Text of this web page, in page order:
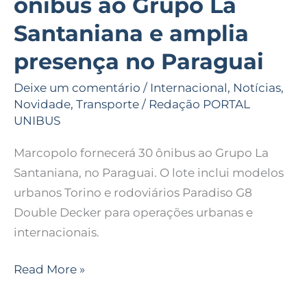
Santaniana e amplia
presença no Paraguai
Deixe um comentário / Internacional, Notícias,
Novidade, Transporte / Redação PORTAL
UNIBUS
Marcopolo fornecerá 30 ônibus ao Grupo La
Santaniana, no Paraguai. O lote inclui modelos
urbanos Torino e rodoviários Paradiso G8
Double Decker para operações urbanas e
internacionais.
Read More »